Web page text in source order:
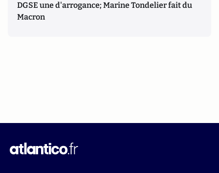
DGSE une d'arrogance; Marine Tondelier fait du
Macron